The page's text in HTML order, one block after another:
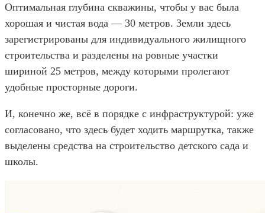
Оптимальная глубина скважины, чтобы у вас была
хорошая и чистая вода — 30 метров. Земли здесь
зарегистрированы для индивидуального жилищного
строительства и разделены на ровные участки
шириной 25 метров, между которыми пролегают
удобные просторные дороги.
И, конечно же, всё в порядке с инфраструктурой: уже
согласовано, что здесь будет ходить маршрутка, также
выделены средства на строительство детского сада и
школы.